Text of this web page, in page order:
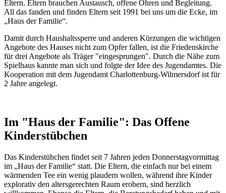
Eltern. Eltern brauchen Austausch, offene Ohren und Begleitung.
All das fanden und finden Eltern seit 1991 bei uns um die Ecke, im
„Haus der Familie“.
Damit durch Haushaltssperre und anderen Kürzungen die wichtigen
Angebote des Hauses nicht zum Opfer fallen, ist die Friedenskirche
für drei Angebote als Träger "eingesprungen". Durch die Nähe zum
Spielhaus kannte man sich und folgte der Idee des Jugendamtes. Die
Kooperation mit dem Jugendamt Charlottenburg-Wilmersdorf ist für
2 Jahre angelegt.
Im "Haus der Familie": Das Offene
Kinderstübchen
Das Kinderstübchen findet seit 7 Jahren jeden Donnerstagvormittag
im „Haus der Familie“ statt. Die Eltern, die einfach nur bei einem
wärmenden Tee ein wenig plaudern wollen, während ihre Kinder
explorativ den altersgerechten Raum erobern, sind herzlich